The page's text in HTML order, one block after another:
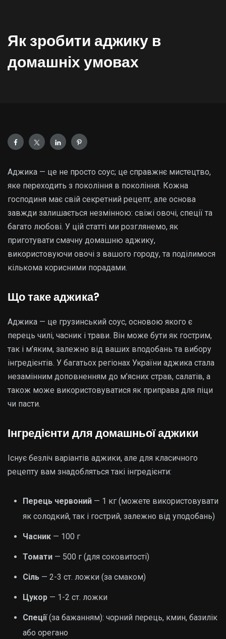
Як зробити аджику в
домашніх умовах
Аджика — це не просто соус; це справжнє мистецтво,
яке переходить з покоління в покоління. Кожна
господиня має свій секретний рецепт, але основа
завжди залишається незмінною: свіжі овочі, спеції та
багато любові. У цій статті ми розглянемо, як
приготувати смачну домашню аджику,
використовуючи овочі з вашого городу, та поділимося
кількома корисними порадами.
Що таке аджика?
Аджика — це грузинський соус, основою якого є
перець чилі, часник і трави. Він може бути як гострим,
так і м’яким, залежно від ваших вподобань та вибору
інгредієнтів. У багатьох регіонах України аджика стала
незамінним доповненням до м’ясних страв, салатів, а
також може використовуватися як приправа для піци
чи пасти.
Інгредієнти для домашньої аджики
Існує безліч варіантів аджики, але для класичного
рецепту вам знадобляться такі інгредієнти:
Перець червоний — 1 кг (можете використовувати
як солодкий, так і гострий, залежно від уподобань)
Часник — 100 г
Томати — 500 г (для соковитості)
Сіль — 2-3 ст. ложки (за смаком)
Цукор — 1-2 ст. ложки
Спеції(за бажанням): чорний перець, кмин, базилік
або орегано